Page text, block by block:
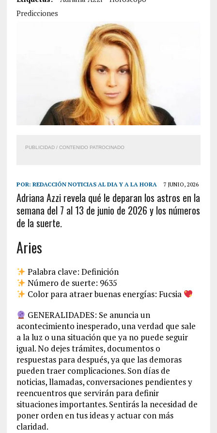
Predicciones
PUBLICIDAD / CONTENIDO PATROCINADO
POR: REDACCIÓN NOTICIAS AL DIA Y A LA HORA 7 JUNIO, 2026
Adriana Azzi revela qué le deparan los astros en la
semana del 7 al 13 de junio de 2026 y los números
de la suerte.
Aries
Palabra clave: Definición
Número de suerte: 9635
Color para atraer buenas energías: Fucsia
GENERALIDADES: Se anuncia un
acontecimiento inesperado, una verdad que sale
a la luz o una situación que ya no puede seguir
igual. No dejes trámites, documentos o
respuestas para después, ya que las demoras
pueden traer complicaciones. Son días de
noticias, llamadas, conversaciones pendientes y
reencuentros que servirán para definir
situaciones importantes. Sentirás la necesidad de
poner orden en tus ideas y actuar con más
claridad.